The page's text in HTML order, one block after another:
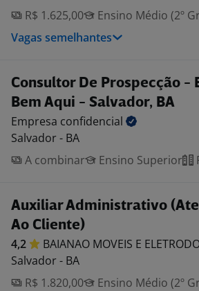
R$ 1.625,00
Ensino Médio (2º
Vagas semelhantes
Consultor De Prospecção -
Bem Aqui - Salvador, BA
Empresa confidencial
Salvador - BA
A combinar
Ensino Superior
Auxiliar Administrativo
Ao Cliente)
4,2 BAIANAO MOVEIS E
Salvador - BA
R$ 1.820,00
Ensino Médio (2º